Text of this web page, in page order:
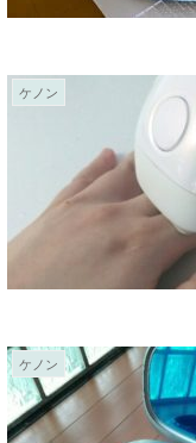
ケノン
ケノン